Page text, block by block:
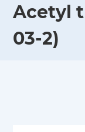
Acetyl
03-2)